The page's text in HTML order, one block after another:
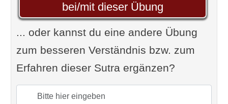
bei/mit dieser Übung
... oder kannst du eine andere Übung
zum besseren Verständnis bzw. zum
Erfahren dieser Sutra ergänzen?